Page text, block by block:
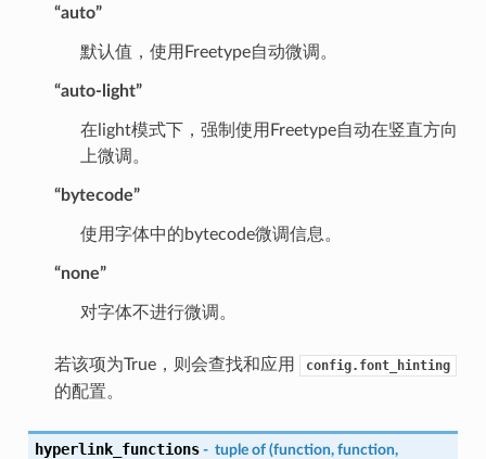
“auto”
默认值，使用Freetype自动微调。
“auto-light”
在light模式下，强制使用Freetype自动在竖直方向
上微调。
“bytecode”
使用字体中的bytecode微调信息。
“none”
对字体不进行微调。
若该项为True，则会查找和应用 config.font_hinting
的配置。
hyperlink_functions - tuple of (function, function,